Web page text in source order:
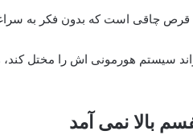
قرص چاقی است که بدون فکر به
سیستم هورمونی اش را مختل
بالا نمی آمد